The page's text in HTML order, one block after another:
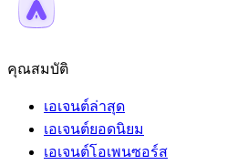
คุณสมบัติ
เอเจนต์ล่าสุด
เอเจนต์ยอดนิยม
เอเจนต์โอเพนซอร์ส